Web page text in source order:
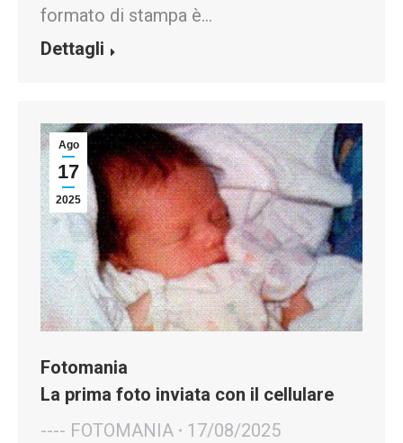
formato di stampa è…
Dettagli
Ago
17
2025
Fotomania
La prima foto inviata con il cellulare
---- FOTOMANIA
17/08/2025